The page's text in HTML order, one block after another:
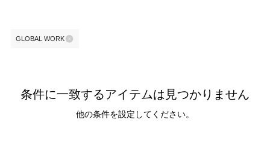
GLOBAL WORK
条件に一致するアイテムは見つかりません
他の条件を設定してください。